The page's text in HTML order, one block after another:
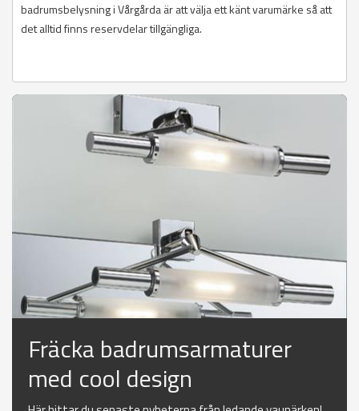
badrumsbelysning i Vårgårda är att välja ett känt varumärke så att
det alltid finns reservdelar tillgängliga.
Fräcka badrumsarmaturer
med cool design